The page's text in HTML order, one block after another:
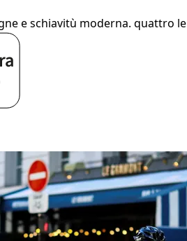
e schiavitù moderna.